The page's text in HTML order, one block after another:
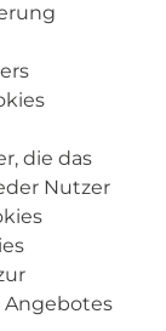
die das
Nutzer
Angebotes